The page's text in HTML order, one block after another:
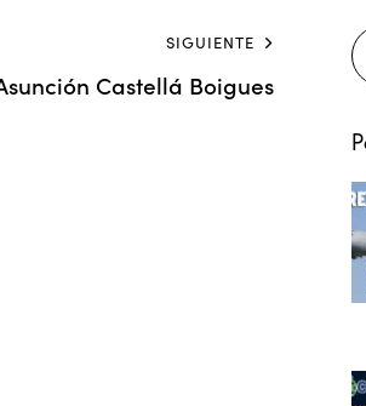
SIGUIENTE
Castellá Boigues